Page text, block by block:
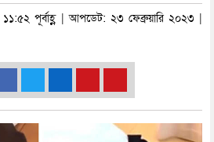
পূর্বাহ্ণ | আপডেট: ২৩ ফেব্রুয়ারি ২০২৩ |